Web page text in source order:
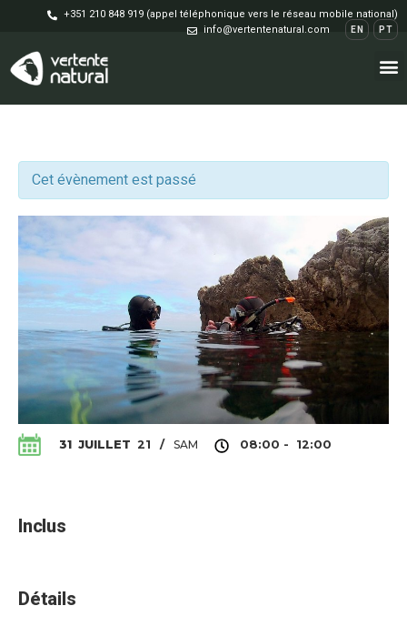
+351 210 848 919 (appel téléphonique vers le réseau mobile national)
info@vertentenatural.com
EN PT
Cet évènement est passé
31 JUILLET 21 / SAM 08:00 - 12:00
Inclus
Détails